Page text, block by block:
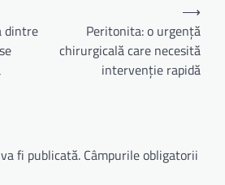
dintre
Peritonita: o urgență
chirurgicală care necesită
intervenție rapidă
⟶
fi publicată. Câmpurile obligatorii